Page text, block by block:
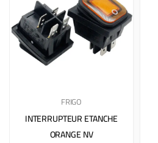
FRIGO
INTERRUPTEUR ETANCHE
ORANGE NV